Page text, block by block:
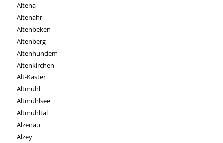
Altena
Altenahr
Altenbeken
Altenberg
Altenhundem
Altenkirchen
Alt-Kaster
Altmühl
Altmühlsee
Altmühltal
Alzenau
Alzey